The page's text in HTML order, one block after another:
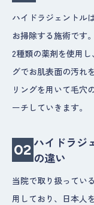
ハイドラジェントル
お掃除する施術です。
2種類の薬剤を使用
グでお肌表面の汚れ
リングを用いて毛穴
ーチしていきます。
02ハイドラジ
の違い
当院で取り扱ってい
用しており、日本人